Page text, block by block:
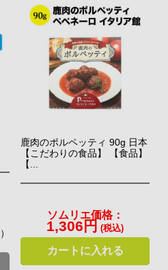
ック・リゾット
鹿肉のポルペッティ 90g 日本
【こだわりの食品】 【食品】
【...
ソムリエ価格：
1,306円 (税込)
カートに入れる